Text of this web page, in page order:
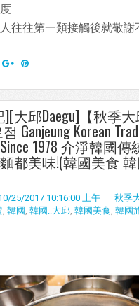
往往第一類接觸後就敬謝
大邱Daegu]【秋季
Ganjeung Korean
1978 介淨韓國
都美味!(韓國美食
25/2017 10:16:00 上午 秋季
韓國 韓國::大邱 韓國美食 韓國